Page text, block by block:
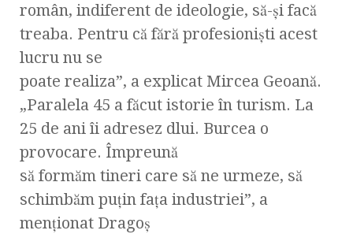
român, indiferent de ideologie, să-și facă
treaba. Pentru că fără profesioniști acest
lucru nu se
poate realiza”, a explicat Mircea Geoană.
„Paralela 45 a făcut istorie în turism. La
25 de ani îi adresez dlui. Burcea o
provocare. Împreună
să formăm tineri care să ne urmeze, să
schimbăm puțin fața industriei”, a
menționat Dragoș